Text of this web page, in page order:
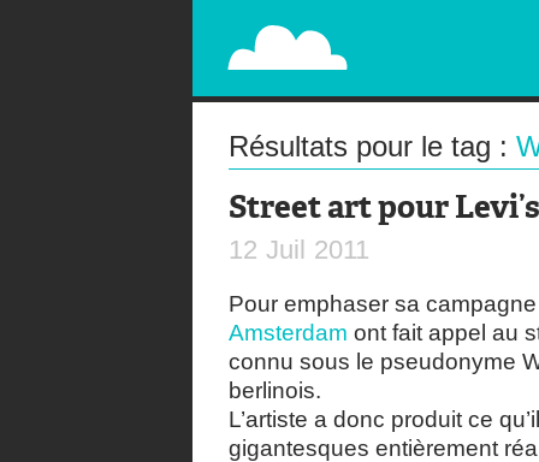
PAPERPLANE
STREET, AMBIENT, GUÉRILLA MARKETING
Résultats pour le tag :
Street art pour Levi’s
12 Juil 2011
Pour emphaser sa
Amsterdam ont fait appel au
connu sous le pseudonyme
berlinois.
L’artiste a donc produit ce
gigantesques entièrement